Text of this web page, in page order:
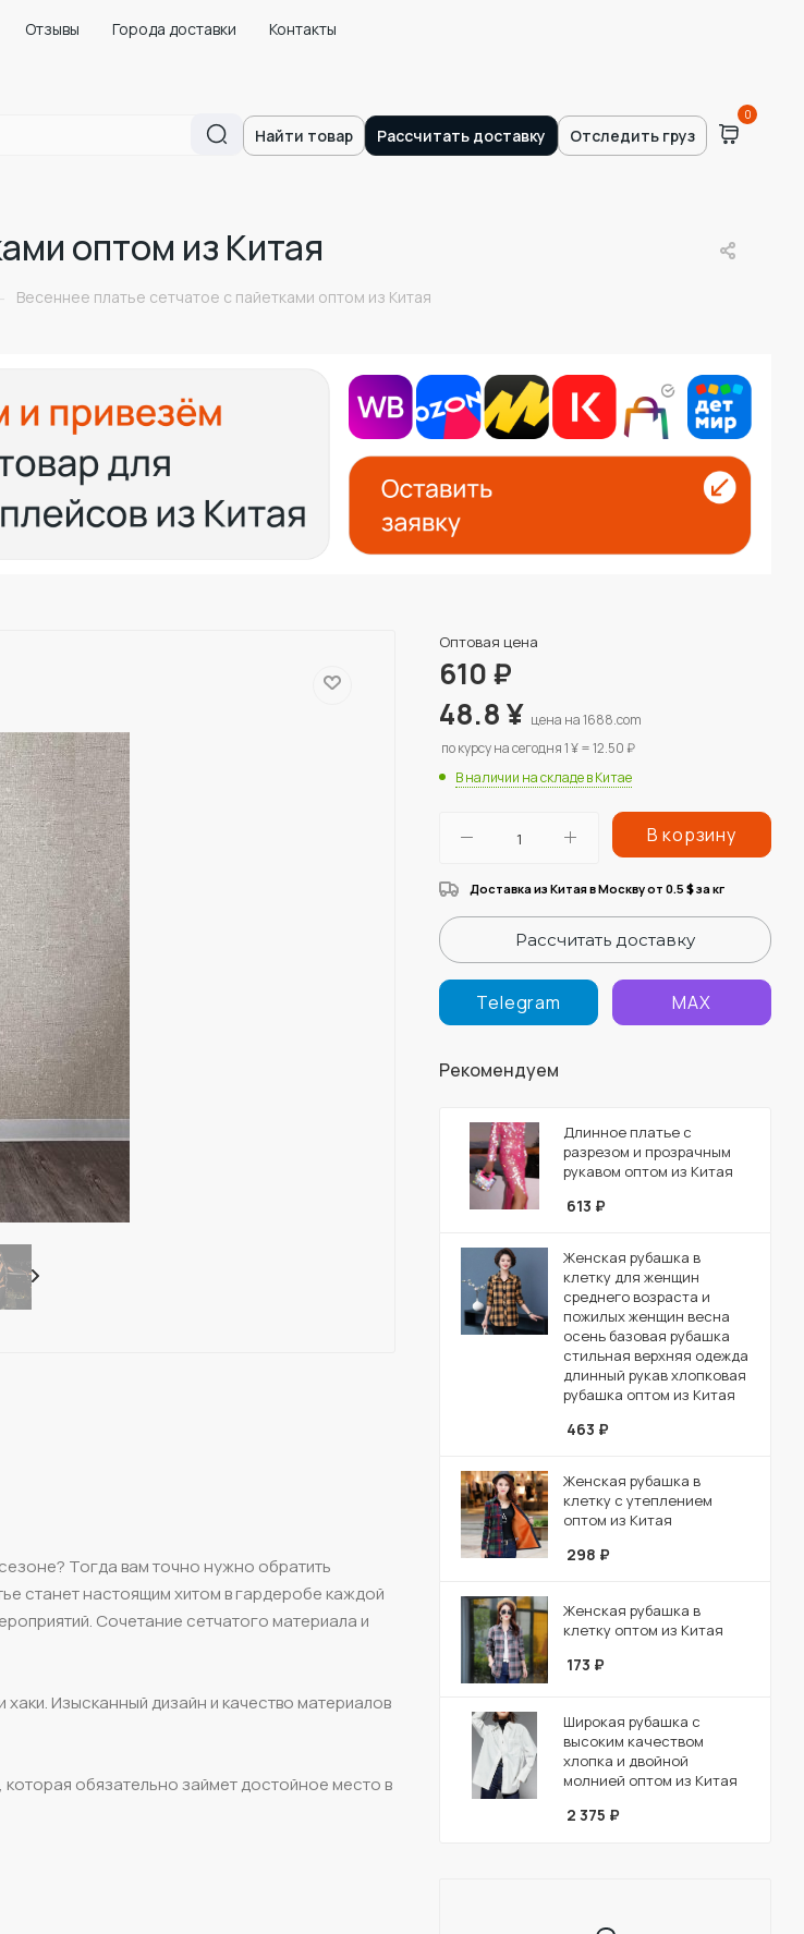
Отзывы Города доставки
Контакты
Найти товар Рассчитать доставку Отследить груз
0
оптом из Китая
Весеннее платье сетчатое с пайетками оптом из Китая
Тогда вам точно нужно обратить
станет настоящим хитом в гардеробе каждой
Сочетание сетчатого материала и
Изысканный дизайн и качество материалов
которая обязательно займет достойное место в
Оптовая цена
610₽
48.8¥ цена на 1688.com
по курсу на сегодня 1 ¥ = 12.50 ₽
В наличии на складе в Китае
В корзину
Доставка из Китая в Москву от 0.5 $за кг
Рассчитать доставку
Telegram MAX
Рекомендуем
Длинное платье с
разрезом и прозрачным
рукавом оптом из Китая
613 ₽
Женская рубашка в
клетку для женщин
среднего возраста и
пожилых женщин весна
осень базовая рубашка
стильная верхняя одежда
длинный рукав хлопковая
рубашка оптом из Китая
463 ₽
Женская рубашка в
клетку с утеплением
оптом из Китая
298 ₽
Женская рубашка в
клетку оптом из Китая
173 ₽
Широкая рубашка с
высоким качеством
хлопка и двойной
молнией оптом из Китая
2 375 ₽